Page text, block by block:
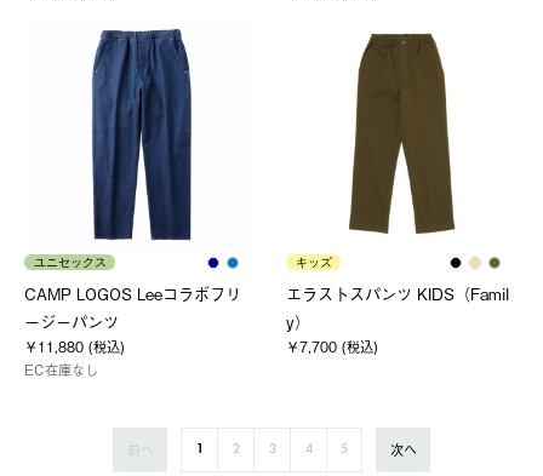
ユニセックス
CAMP LOGOS Leeコラボフリ
ージーパンツ
￥11,880 (税込)
EC在庫なし
キッズ
エラストスパンツ KIDS（Famil
y）
￥7,700 (税込)
前へ 1 2 3 4 5 次へ